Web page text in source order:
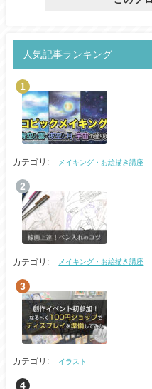
人気記事ランキング
カテゴリ: メイキング・お絵描き講座
カテゴリ: メイキング・お絵描き講座
カテゴリ: イラスト